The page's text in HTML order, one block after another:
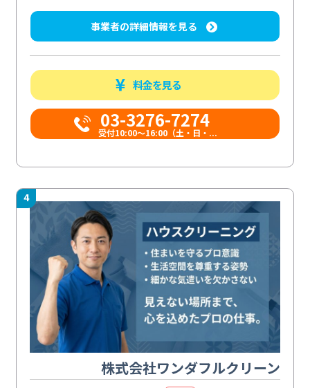
事業者の詳細情報を見る
料金を見る
03-3276-7274
受付10:00〜16:00（土・日・...
4
株式会社ワンダフルクリーン